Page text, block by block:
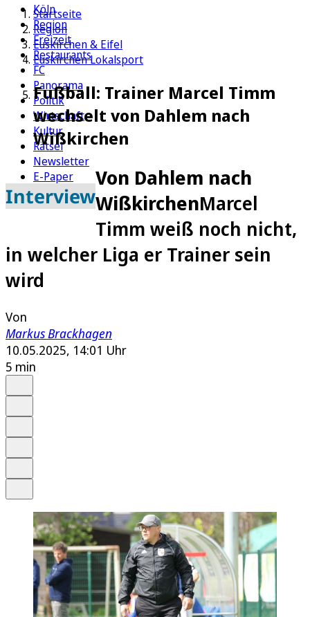
Köln
Region
Freizeit
Restaurants
FC
Panorama
Politik
Wirtschaft
Kultur
Rätsel
Newsletter
E-Paper
Startseite
Region
Euskirchen & Eifel
Euskirchen Lokalsport
Fußball: Trainer Marcel Timm
wechselt von Dahlem nach
Wißkirchen
Interview
Von Dahlem nach
WißkirchenMarcel
Timm weiß noch nicht,
in welcher Liga er Trainer sein
wird
Von
Markus Brackhagen
10.05.2025, 14:01 Uhr
5 min